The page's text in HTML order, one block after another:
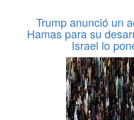
Trump anunció un
Hamas para su
Israel lo